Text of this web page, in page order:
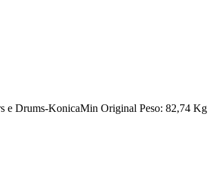
e Drums-KonicaMin Original Peso: 82,74 Kg